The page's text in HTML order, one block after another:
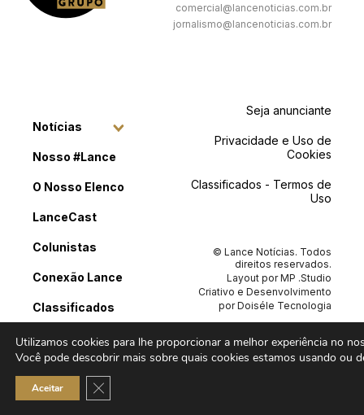
comercial@lancenoticias.com.br
jornalismo@lancenoticias.com.br
Notícias
Nosso #Lance
O Nosso Elenco
LanceCast
Colunistas
Conexão Lance
Classificados
Contato
Seja anunciante
Privacidade e Uso de
Cookies
Classificados - Termos de
Uso
© Lance Notícias. Todos
direitos reservados.
Layout porMP .Studio
Criativo e Desenvolvimento
porDoiséle Tecnologia
Utilizamos cookies para lhe proporcionar a melhor experiência no
Você pode descobrir mais sobre quais cookies estamos usando ou
Aceitar Close GDPR Cookie Banner